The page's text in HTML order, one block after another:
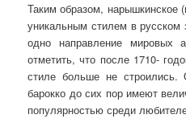
Таким образом, нарышкинское
уникальным стилем в
одно направление мировых
отметить, что после 1710-
стиле больше не
барокко до сих пор имеют
популярностью среди